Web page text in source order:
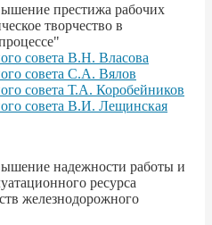
престижа рабочих
творчество в
совета В.Н. Власова
совета С.А. Вялов
совета Т.А. Коробейников
совета В.И. Лещинская
надежности работы и
ресурса
железнодорожного